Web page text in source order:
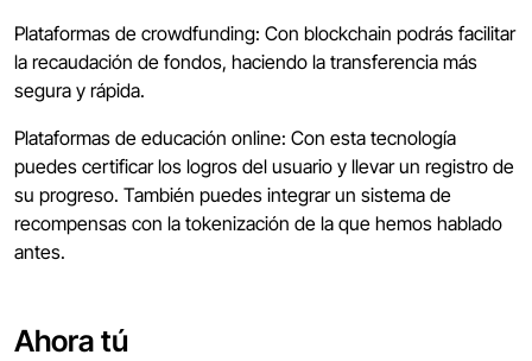
Plataformas de crowdfunding: Con blockchain podrás facilitar
la recaudación de fondos, haciendo la transferencia más
segura y rápida.
Plataformas de educación online: Con esta tecnología
puedes certificar los logros del usuario y llevar un registro de
su progreso. También puedes integrar un sistema de
recompensas con la tokenización de la que hemos hablado
antes.
Ahora tú